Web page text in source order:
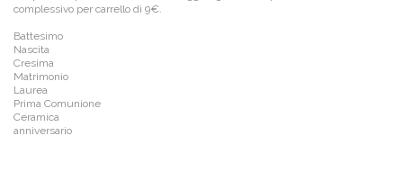
complessivo per carrello di 9€.
Battesimo
Nascita
Cresima
Matrimonio
Laurea
Prima Comunione
Ceramica
anniversario